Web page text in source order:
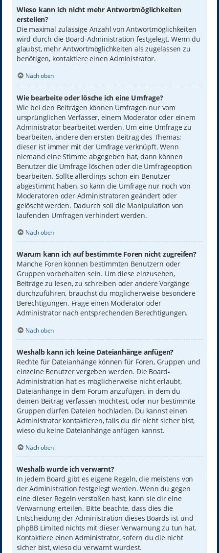
Wieso kann ich nicht mehr Antwortmöglichkeiten
erstellen?
Die maximal zulässige Anzahl von Antwortmöglichkeiten
wird durch die Board-Administration festgelegt. Wenn du
glaubst, mehr Antwortmöglichkeiten als zugelassen zu
benötigen, kontaktiere einen Administrator.
Nach oben
Wie bearbeite oder lösche ich eine Umfrage?
Wie bei den Beiträgen können Umfragen nur vom
ursprünglichen Verfasser, einem Moderator oder einem
Administrator bearbeitet werden. Um eine Umfrage zu
bearbeiten, ändere den ersten Beitrag des Themas;
dieser ist immer mit der Umfrage verknüpft. Wenn
niemand eine Stimme abgegeben hat, dann können
Benutzer die Umfrage löschen oder die Umfrageoption
bearbeiten. Sollte allerdings schon ein Benutzer
abgestimmt haben, so kann die Umfrage nur noch von
Moderatoren oder Administratoren geändert oder
gelöscht werden. Dadurch soll die Manipulation von
laufenden Umfragen verhindert werden.
Nach oben
Warum kann ich auf bestimmte Foren nicht zugreifen?
Manche Foren können bestimmten Benutzern oder
Gruppen vorbehalten sein. Um diese einzusehen,
Beiträge zu lesen, zu schreiben oder andere Vorgänge
durchzuführen, brauchst du möglicherweise besondere
Berechtigungen. Frage einen Moderator oder
Administrator nach entsprechenden Berechtigungen.
Nach oben
Weshalb kann ich keine Dateianhänge anfügen?
Rechte für Dateianhänge können für Foren, Gruppen und
einzelne Benutzer vergeben werden. Die Board-
Administration hat es möglicherweise nicht erlaubt,
Dateianhänge in dem Forum anzufügen, in dem du
deinen Beitrag verfassen möchtest, oder nur bestimmte
Gruppen dürfen Dateien hochladen. Du kannst einen
Administrator kontaktieren, falls du dir nicht sicher bist,
wieso du keine Dateianhänge anfügen kannst.
Nach oben
Weshalb wurde ich verwarnt?
In jedem Board gibt es eigene Regeln, die meistens von
der Administration festgelegt werden. Wenn du gegen
eine dieser Regeln verstoßen hast, kann sie dir eine
Verwarnung erteilen. Bitte beachte, dass dies die
Entscheidung der Administration dieses Boards ist und
phpBB Limited nichts mit dieser Verwarnung zu tun hat.
Kontaktiere einen Administrator, sofern du die nicht
sicher bist, wieso du verwarnt wurdest.